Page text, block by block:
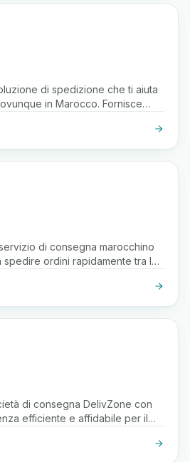
di spedizione che ti aiuta
in Marocco. Fornisce
vantaggi aggiuntivi.
di consegna marocchino
ordini rapidamente tra le
affidabile dell'ultimo miglio per
i clienti in tempo.
di consegna DelivZone con
efficiente e affidabile per il